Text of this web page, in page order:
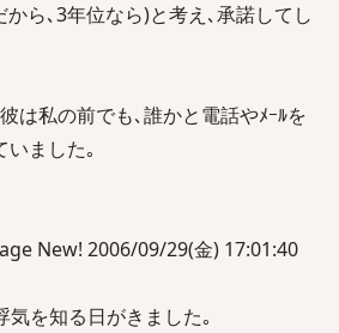
ら､3年位なら)と考え､承諾してし
は私の前でも､誰かと電話やﾒｰﾙを
いました｡
New! 2006/09/29(金) 17:01:40
気を知る日がきました｡